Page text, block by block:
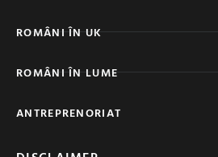
ROMÂNI ÎN UK
ROMÂNI ÎN LUME
ANTREPRENORIAT